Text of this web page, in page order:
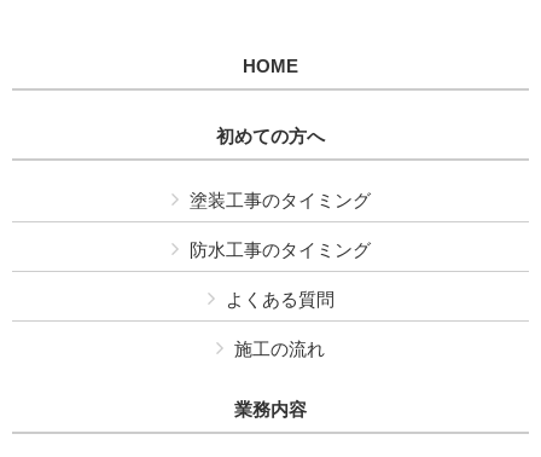
HOME
初めての方へ
塗装工事のタイミング
防水工事のタイミング
よくある質問
施工の流れ
業務内容